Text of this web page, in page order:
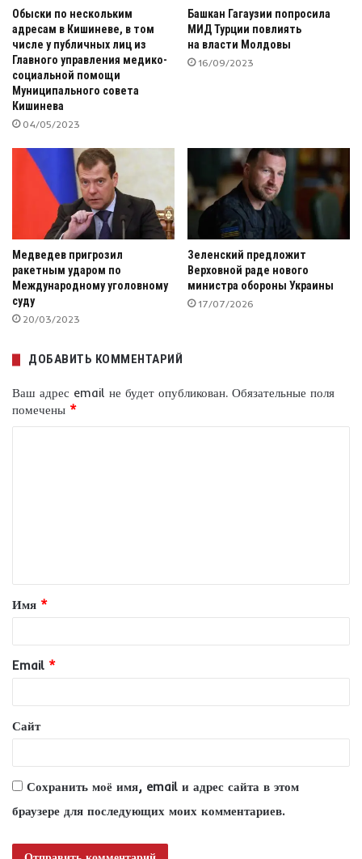
Обыски по нескольким
адресам в Кишиневе, в том
числе у публичных лиц из
Главного управления медико-
социальной помощи
Муниципального совета
Кишинева
04/05/2023
Башкан Гагаузии попросила
МИД Турции повлиять
на власти Молдовы
16/09/2023
Медведев пригрозил
ракетным ударом по
Международному уголовному
суду
20/03/2023
Зеленский предложит
Верховной раде нового
министра обороны Украины
17/07/2026
ДОБАВИТЬ КОММЕНТАРИЙ
Ваш адрес email не будет опубликован. Обязательные поля
помечены *
т
а
и
й
*
Имя *
Email *
Сайт
Сохранить моё имя, email и адрес сайта в этом
браузере для последующих моих комментариев.